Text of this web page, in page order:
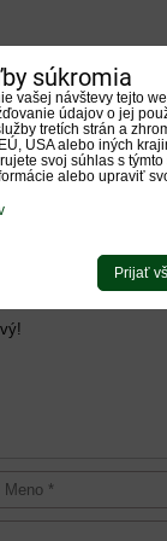
E-
mail
k produktu
súkromia
vašej návštevy tejto
údajov o jej
tretích strán a
USA alebo iných
svoj súhlas s týmto
alebo upraviť
Prijať